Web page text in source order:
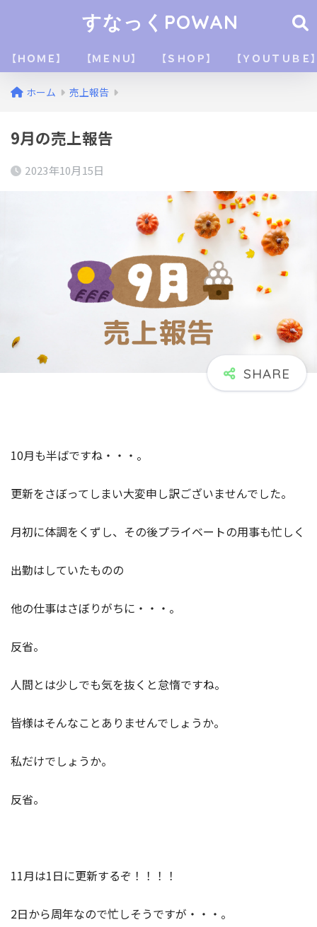
すなっくPOWAN
【ＨＯＭＥ】 【ＭＥＮＵ】 【ＳＨＯＰ】 【ＹＯＵＴＵＢＥ
ホーム 売上報告
9月の売上報告
2023年10月15日
10月も半ばですね・・・。
更新をさぼってしまい大変申し訳ございませんでした。
月初に体調をくずし、その後プライベートの用事も忙しく
出勤はしていたものの
他の仕事はさぼりがちに・・・。
反省。
人間とは少しでも気を抜くと怠惰ですね。
皆様はそんなことありませんでしょうか。
私だけでしょうか。
反省。
11月は1日に更新するぞ！！！！
2日から周年なので忙しそうですが・・・。